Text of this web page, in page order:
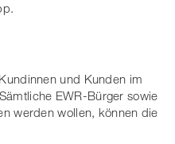
und Kunden im
EWR-Bürger sowie
werden wollen, können die